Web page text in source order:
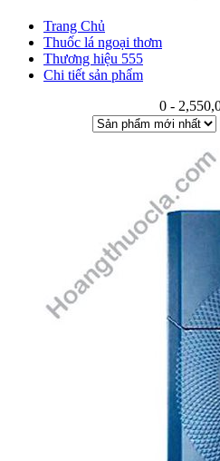
Trang Chủ
Thuốc lá ngoại thơm
Thương hiệu 555
Chi tiết sản phẩm
0 -